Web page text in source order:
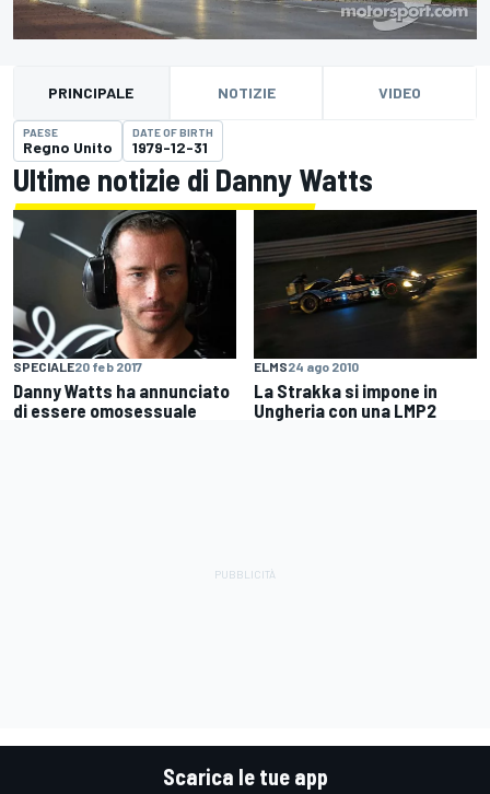
PRINCIPALE NOTIZIE VIDEO
PAESE
Regno Unito
DATE OF BIRTH
1979-12-31
Ultime notizie di Danny Watts
SPECIALE20 feb 2017
Danny Watts ha annunciato
di essere omosessuale
ELMS24 ago 2010
La Strakka si impone in
Ungheria con una LMP2
Scarica le tue app